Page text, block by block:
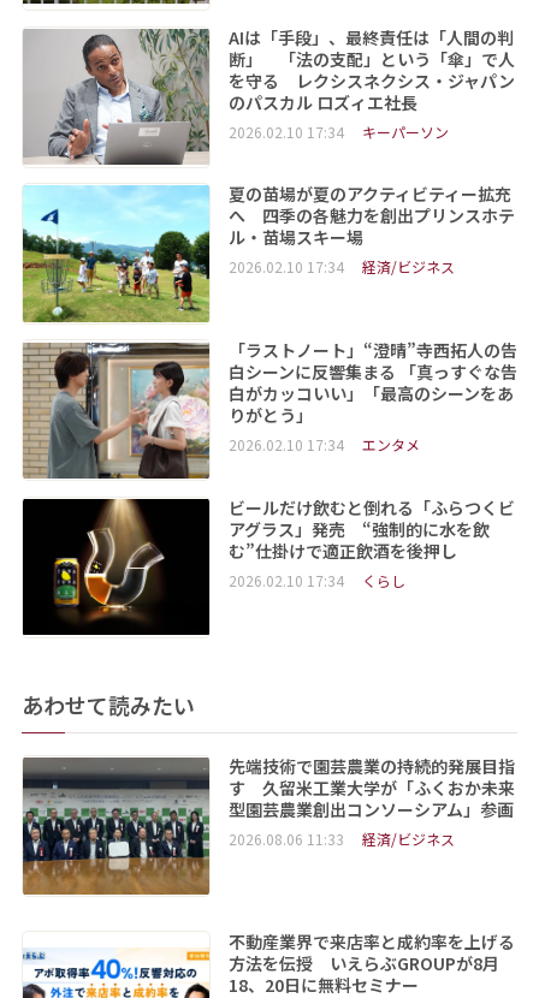
AIは「手段」、最終責任は「人間の判
断」 「法の支配」という「傘」で人
を守る レクシスネクシス・ジャパン
のパスカル ロズィエ社長
2026.02.10 17:34 キーパーソン
夏の苗場が夏のアクティビティー拡充
へ 四季の各魅力を創出プリンスホテ
ル・苗場スキー場
2026.02.10 17:34 経済/ビジネス
「ラストノート」“澄晴”寺西拓人の告
白シーンに反響集まる 「真っすぐな告
白がカッコいい」「最高のシーンをあ
りがとう」
2026.02.10 17:34 エンタメ
ビールだけ飲むと倒れる「ふらつくビ
アグラス」発売 “強制的に水を飲
む”仕掛けで適正飲酒を後押し
2026.02.10 17:34 くらし
あわせて読みたい
先端技術で園芸農業の持続的発展目指
す 久留米工業大学が「ふくおか未来
型園芸農業創出コンソーシアム」参画
2026.08.06 11:33 経済/ビジネス
不動産業界で来店率と成約率を上げる
方法を伝授 いえらぶGROUPが8月
18、20日に無料セミナー